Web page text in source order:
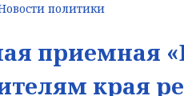
политики
приемная
края